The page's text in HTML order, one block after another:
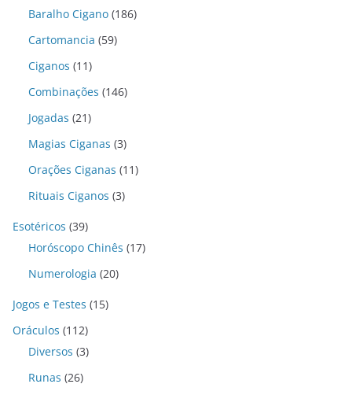
Baralho Cigano (186)
Cartomancia (59)
Ciganos (11)
Combinações (146)
Jogadas (21)
Magias Ciganas (3)
Orações Ciganas (11)
Rituais Ciganos (3)
Esotéricos (39)
Horóscopo Chinês (17)
Numerologia (20)
Jogos e Testes (15)
Oráculos (112)
Diversos (3)
Runas (26)